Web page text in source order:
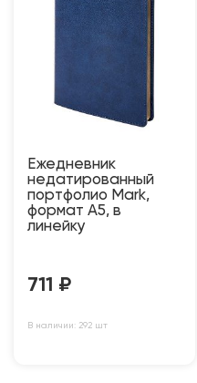
Ежедневник
недатированный
портфолио Mark,
формат А5, в
линейку
711 ₽
В наличии: 292 шт